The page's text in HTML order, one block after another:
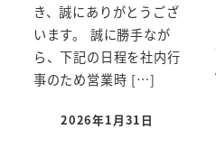
き、誠にありがとうござ
います。 誠に勝手なが
ら、下記の日程を社内行
事のため営業時 […]
2026年1月31日